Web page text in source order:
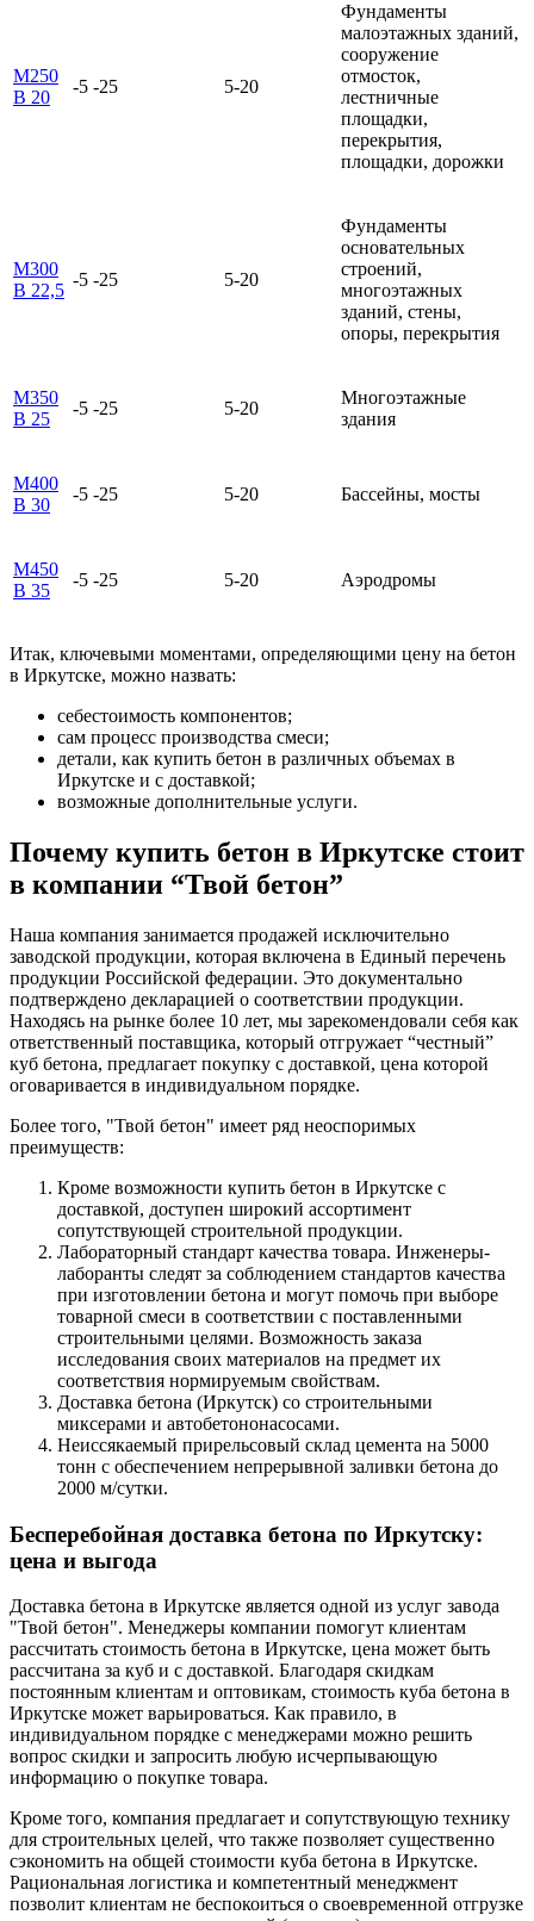
М250
В 20
-5 -25 5-20
Фундаменты
малоэтажных зданий,
сооружение
отмосток,
лестничные
площадки,
перекрытия,
площадки, дорожки
М300
В 22,5
-5 -25 5-20
Фундаменты
основательных
строений,
многоэтажных
зданий, стены,
опоры, перекрытия
М350
В 25
-5 -25 5-20
Многоэтажные
здания
М400
В 30
-5 -25 5-20 Бассейны, мосты
М450
В 35
-5 -25 5-20 Аэродромы
Итак, ключевыми моментами, определяющими цену на бетон
в Иркутске, можно назвать:
себестоимость компонентов;
сам процесс производства смеси;
детали, как купить бетон в различных объемах в
Иркутске и с доставкой;
возможные дополнительные услуги.
Почему купить бетон в Иркутске стоит
в компании “Твой бетон”
Наша компания занимается продажей исключительно
заводской продукции, которая включена в Единый перечень
продукции Российской федерации. Это документально
подтверждено декларацией о соответствии продукции.
Находясь на рынке более 10 лет, мы зарекомендовали себя как
ответственный поставщика, который отгружает “честный”
куб бетона, предлагает покупку с доставкой, цена которой
оговаривается в индивидуальном порядке.
Более того, "Твой бетон" имеет ряд неоспоримых
преимуществ:
Кроме возможности купить бетон в Иркутске с
доставкой, доступен широкий ассортимент
сопутствующей строительной продукции.
Лабораторный стандарт качества товара. Инженеры-
лаборанты следят за соблюдением стандартов качества
при изготовлении бетона и могут помочь при выборе
товарной смеси в соответствии с поставленными
строительными целями. Возможность заказа
исследования своих материалов на предмет их
соответствия нормируемым свойствам.
Доставка бетона (Иркутск) со строительными
миксерами и автобетононасосами.
Неиссякаемый прирельсовый склад цемента на 5000
тонн с обеспечением непрерывной заливки бетона до
2000 м/сутки.
Бесперебойная доставка бетона по Иркутску:
цена и выгода
Доставка бетона в Иркутске является одной из услуг завода
"Твой бетон". Менеджеры компании помогут клиентам
рассчитать стоимость бетона в Иркутске, цена может быть
рассчитана за куб и с доставкой. Благодаря скидкам
постоянным клиентам и оптовикам, стоимость куба бетона в
Иркутске может варьироваться. Как правило, в
индивидуальном порядке с менеджерами можно решить
вопрос скидки и запросить любую исчерпывающую
информацию о покупке товара.
Кроме того, компания предлагает и сопутствующую технику
для строительных целей, что также позволяет существенно
сэкономить на общей стоимости куба бетона в Иркутске.
Рациональная логистика и компетентный менеджмент
позволит клиентам не беспокоиться о своевременной отгрузке